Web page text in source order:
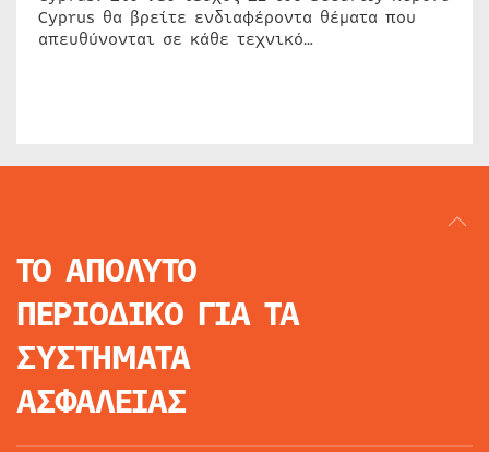
Cyprus θα βρείτε ενδιαφέροντα θέματα που
απευθύνονται σε κάθε τεχνικό…
ΤΟ ΑΠΟΛΥΤΟ
ΠΕΡΙΟΔΙΚΟ ΓΙΑ ΤΑ
ΣΥΣΤΗΜΑΤΑ
ΑΣΦΑΛΕΙΑΣ